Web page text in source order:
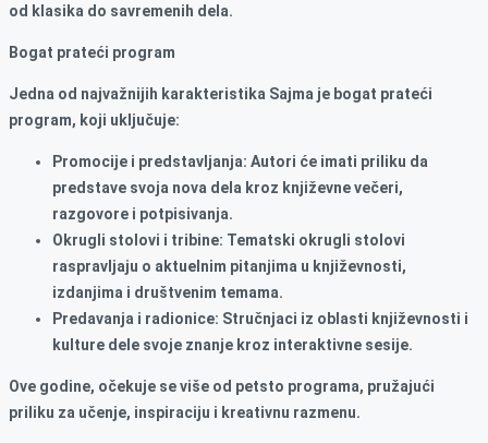
od klasika do savremenih dela.
Bogat prateći program
Jedna od najvažnijih karakteristika Sajma je bogat prateći
program, koji uključuje:
Promocije i predstavljanja: Autori će imati priliku da
predstave svoja nova dela kroz književne večeri,
razgovore i potpisivanja.
Okrugli stolovi i tribine: Tematski okrugli stolovi
raspravljaju o aktuelnim pitanjima u književnosti,
izdanjima i društvenim temama.
Predavanja i radionice: Stručnjaci iz oblasti književnosti i
kulture dele svoje znanje kroz interaktivne sesije.
Ove godine, očekuje se više od petsto programa, pružajući
priliku za učenje, inspiraciju i kreativnu razmenu.